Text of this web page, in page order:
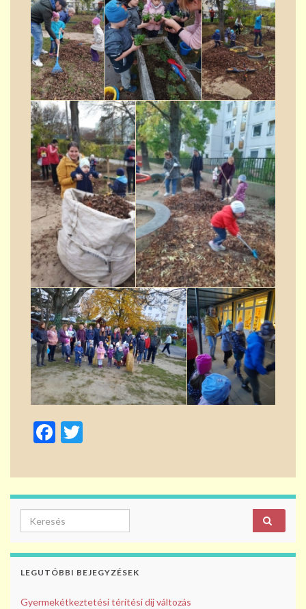
F
e
b
o
o
k
itt
er
Search for:
LEGUTÓBBI BEJEGYZÉSEK
Gyermekétkeztetési térítési díj változás